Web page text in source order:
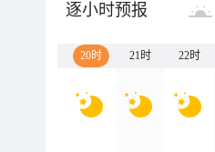
逐小时预报
20时 21时 22时